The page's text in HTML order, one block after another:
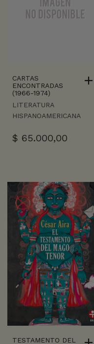
CARTAS
ENCONTRADAS
(1966-1974)
LITERATURA
HISPANOAMERICANA
$ 65.000,00
TESTAMENTO DEL